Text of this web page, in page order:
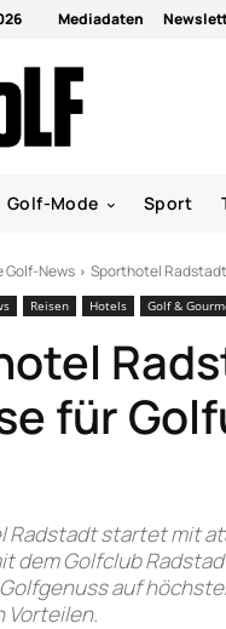
Mediadaten
Golf-Mode Sport
Golf-News Sporthotel
Reisen Hotels Golf &
für
Radstadt startet mit
dem Golfclub
auf
Vorteilen.